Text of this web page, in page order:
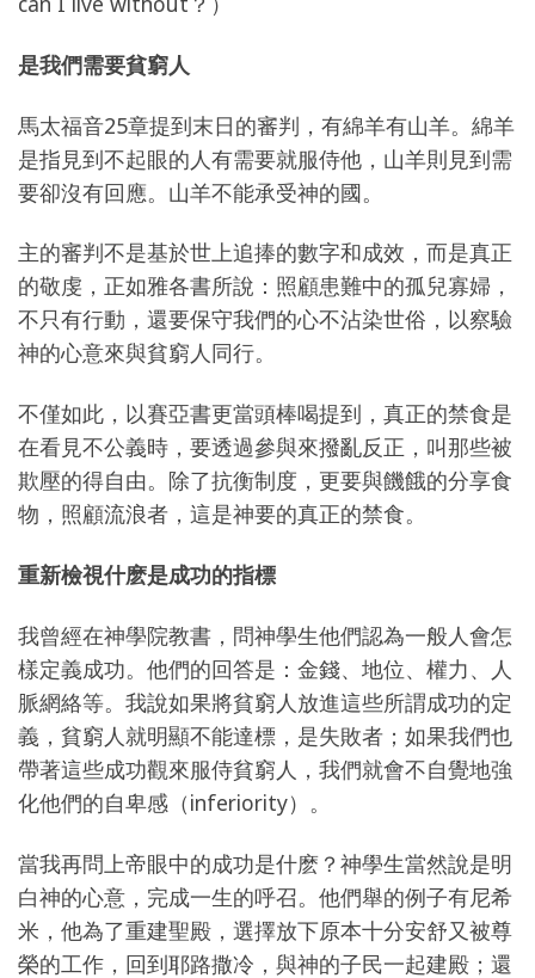
是我們需要貧窮人
馬太福音25章提到末日的審判，有綿羊有山羊。綿羊
是指見到不起眼的人有需要就服侍他，山羊則見到需
要卻沒有回應。山羊不能承受神的國。
主的審判不是基於世上追捧的數字和成效，而是真正
的敬虔，正如雅各書所說：照顧患難中的孤兒寡婦，
不只有行動，還要保守我們的心不沾染世俗，以察驗
神的心意來與貧窮人同行。
不僅如此，以賽亞書更當頭棒喝提到，真正的禁食是
在看見不公義時，要透過參與來撥亂反正，叫那些被
欺壓的得自由。除了抗衡制度，更要與饑餓的分享食
物，照顧流浪者，這是神要的真正的禁食。
重新檢視什麽是成功的指標
我曾經在神學院教書，問神學生他們認為一般人會怎
樣定義成功。他們的回答是：金錢、地位、權力、人
脈網絡等。我說如果將貧窮人放進這些所謂成功的定
義，貧窮人就明顯不能達標，是失敗者；如果我們也
帶著這些成功觀來服侍貧窮人，我們就會不自覺地強
化他們的自卑感（inferiority）。
當我再問上帝眼中的成功是什麽？神學生當然說是明
白神的心意，完成一生的呼召。他們舉的例子有尼希
米，他為了重建聖殿，選擇放下原本十分安舒又被尊
榮的工作，回到耶路撒冷，與神的子民一起建殿；還